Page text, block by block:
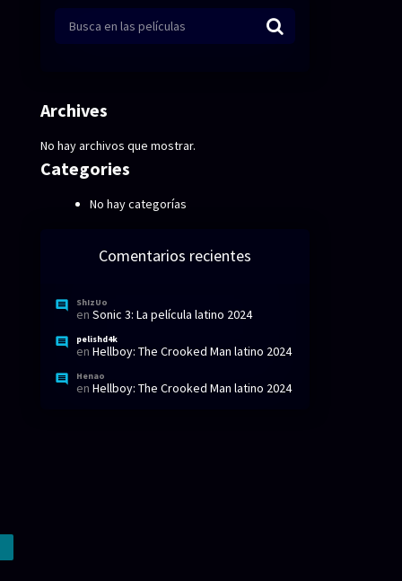
Archives
No hay archivos que mostrar.
Categories
No hay categorías
Comentarios recientes
ShIzUo
en Sonic 3: La película latino 2024
pelishd4k
en Hellboy: The Crooked Man latino 2024
Henao
en Hellboy: The Crooked Man latino 2024